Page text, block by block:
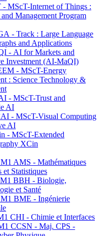
MScT-Internet of Things :
Management Program
- Track : Large Language
and Applications
- AI for Markets and
Investment (AI-MaQI)
- MScT-Energy
: Science Technology &
- MScT-Trust and
AI
- MScT-Visual Computing
AI
- MScT-Extended
XCin
AMS - Mathématiques
et Statistiques
BBH - Biologie,
et Santé
BME - Ingénierie
CHI - Chimie et Interfaces
CCSN - Maj. CPS -